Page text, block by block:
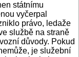
státnímu
vyčerpal
právo, ledaže
službě na straně
důvody. Pokud
je služební